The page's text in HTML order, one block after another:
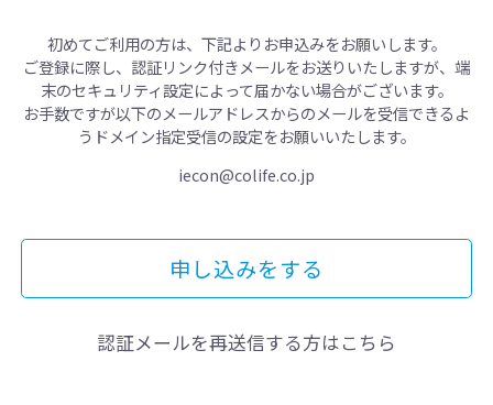
初めてご利用の方は、下記よりお申込みをお願いします。
ご登録に際し、認証リンク付きメールをお送りいたしますが、 端
末のセキュリティ設定によって届かない場合がございます。
お手数ですが以下のメールアドレスからのメールを受信できるよ
うドメイン指定受信の設定をお願いいたします。
iecon@colife.co.jp
申し込みをする
認証メールを再送信する方はこちら